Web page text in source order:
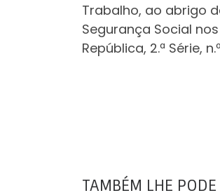
Trabalho, ao abrigo
Segurança Social
República, 2.ª Série,
TAMBÉM LHE